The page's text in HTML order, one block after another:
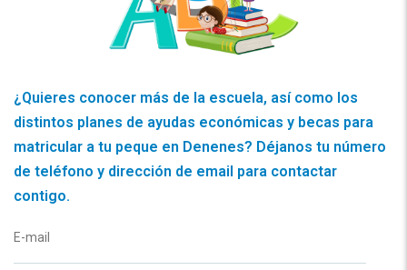
¿Quieres conocer más de la escuela, así como los
distintos planes de ayudas económicas y becas para
matricular a tu peque en Denenes? Déjanos tu número
de teléfono y dirección de email para contactar
contigo.